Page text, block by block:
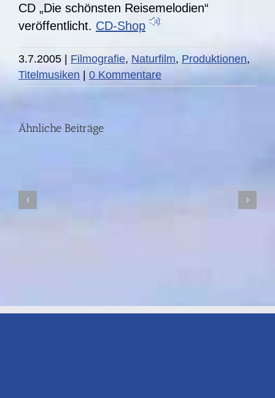
CD „Die schönsten Reisemelodien“
veröffentlicht. CD-Shop
3.7.2005 | Filmografie, Naturfilm, Produktionen,
Titelmusiken | 0 Kommentare
Ähnliche Beiträge
DIE
STORY:
I